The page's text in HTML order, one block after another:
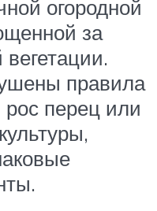
огородной
за
правила
рос перец или